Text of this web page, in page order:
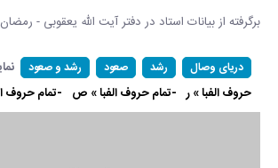
برگرفته از بیانات استاد در دفتر آیت الله یعقوبی - رمضان 1401
دریای وصال رشد صعود رشد و صعود
حروف الفبا » ر -تمام حروف الفبا » ص -تمام حروف